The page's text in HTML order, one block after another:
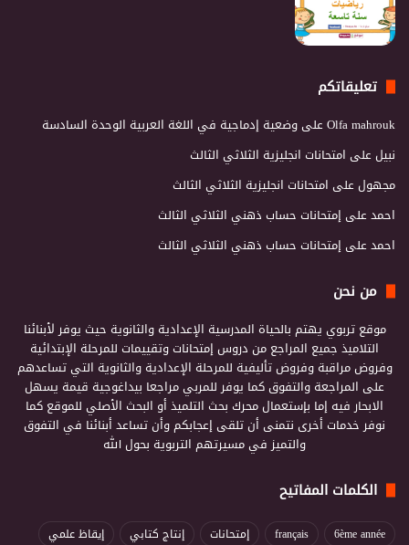
تعليقاتكم
Olfa mahroukعلى وضعية إدماجية في اللغة العربية الوحدة السادسة
نبيلعلى امتحانات انجليزية الثلاثي الثالث
مجهولعلى امتحانات انجليزية الثلاثي الثالث
احمدعلى إمتحانات حساب ذهني الثلاثي الثالث
احمدعلى إمتحانات حساب ذهني الثلاثي الثالث
من نحن
موقع تربوي يهتم بالحياة المدرسية الإعدادية والثانوية حيث يوفر لأبنائنا
التلاميذ جميع المراجع من دروس إمتحانات وتقييمات للمرحلة الإبتدائية
وفروض مراقبة وفروض تأليفية للمرحلة الإعدادية والثانوية التي تساعدهم
على المراجعة والتفوق كما يوفر للمربي مراجعا بيداغوجية قيمة يسهل
الابحار فيه إما بإستعمال محرك بحث التلميذ أو البحث الأصلي للموقع كما
نوفر خدمات أخرى نتمنى أن تلقى إعجابكم وأن تساعد أبنائنا في التفوق
والتميز في مسيرتهم التربوية بحول الله
الكلمات المفاتيح
6ème année
français إمتحانات إنتاج كتابي
إيقاظ علمي